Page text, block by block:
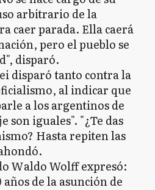
arbitrario de la
caer parada. Ella caerá
pero el pueblo se
disparó.
disparó tanto contra la
al indicar que
a los argentinos de
son iguales". "¿Te das
Hasta repiten las
Waldo Wolff expresó:
de la asunción de